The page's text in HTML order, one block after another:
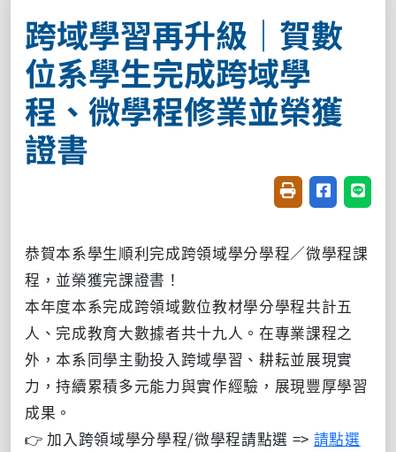
跨域學習再升級｜賀數
位系學生完成跨域學
程、微學程修業並榮獲
證書
友善列印(開新視
分享至臉書
分享
恭賀本系學生順利完成跨領域學分學程／微學程課
程，並榮獲完課證書！
本年度本系完成跨領域數位教材學分學程共計五
人、完成教育大數據者共十九人。在專業課程之
外，本系同學主動投入跨域學習、耕耘並展現實
力，持續累積多元能力與實作經驗，展現豐厚學習
成果。
👉 加入跨領域學分學程/微學程請點選 => 請點選